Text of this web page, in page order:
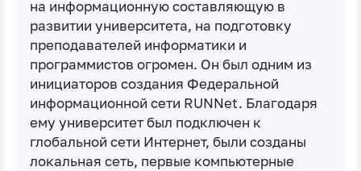
на информационную составляющую в
развитии университета, на подготовку
преподавателей информатики и
программистов огромен. Он был одним из
инициаторов создания Федеральной
информационной сети RUNNet. Благодаря
ему университет был подключен к
глобальной сети Интернет, были созданы
локальная сеть, первые компьютерные